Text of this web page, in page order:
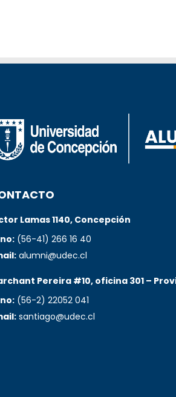
Lamas 1140, Concepción
(56-41) 266 16 40
alumni@udec.cl
Pereira #10, oficina 301 –
(56-2) 22052 041
santiago@udec.cl